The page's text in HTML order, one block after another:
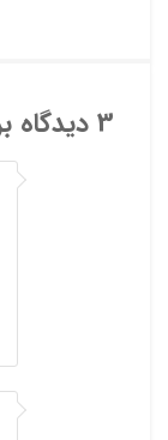
3 دیدگاه برای